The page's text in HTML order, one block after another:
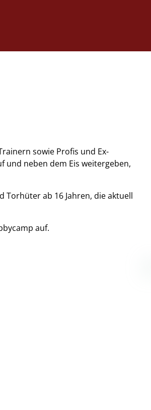
sowie Profis und Ex-
und neben dem Eis weitergeben,
Torhüter ab 16 Jahren, die aktuell
auf.